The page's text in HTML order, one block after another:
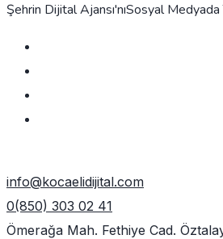
Şehrin Dijital Ajansı'nıSosyal
info@kocaelidijital.com
0(850) 303 02 41
Ömerağa Mah. Fethiye Cad.